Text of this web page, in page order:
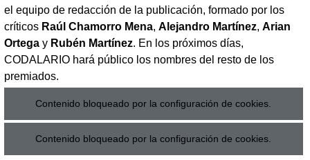
el equipo de redacción de la publicación, formado por los
críticos Raúl Chamorro Mena, Alejandro Martínez, Arian
Ortegay Rubén Martínez. En los próximos días,
CODALARIO hará público los nombres del resto de los
premiados.
Contenido bloqueado por la configuración de cookies.
Contenido bloqueado por la configuración de cookies.